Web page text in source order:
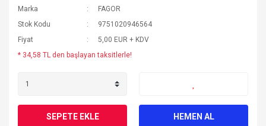
Marka
FAGOR
Stok Kodu
9751020946564
Fiyat
5,00 EUR + KDV
* 34,58 TL den başlayan taksitlerle!
SEPETE EKLE HEMEN AL